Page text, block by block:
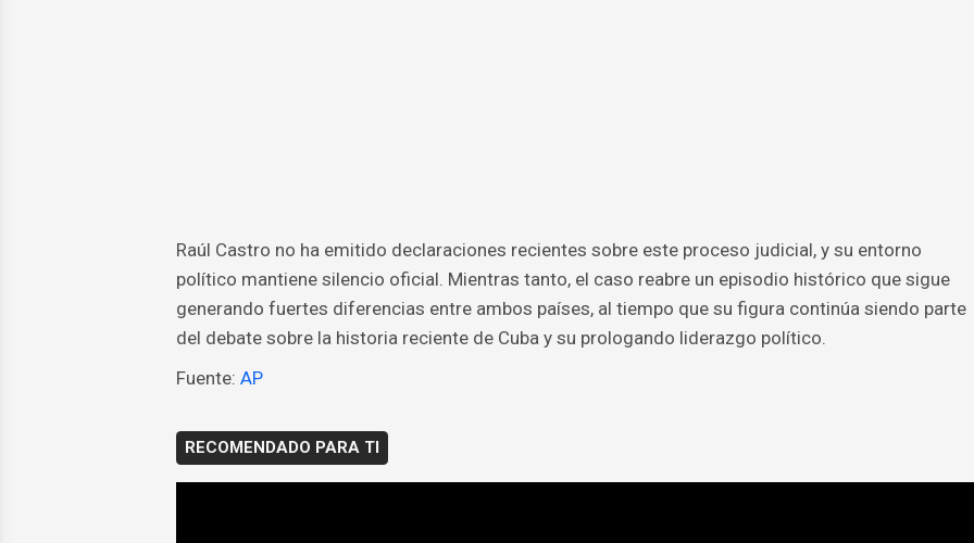
Raúl Castro no ha emitido declaraciones recientes sobre este proceso judicial, y su entorno
político mantiene silencio oficial. Mientras tanto, el caso reabre un episodio histórico que sigue
generando fuertes diferencias entre ambos países, al tiempo que su figura continúa siendo parte
del debate sobre la historia reciente de Cuba y su prologando liderazgo político.
Fuente: AP
RECOMENDADO PARA TI